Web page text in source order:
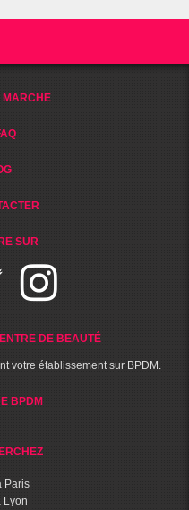
MARCHE
SUR
DE BEAUTÉ
votre établissement sur BPDM.
BPDM
Paris
Lyon